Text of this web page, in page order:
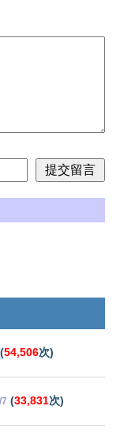
(54,506次)
(33,831次)